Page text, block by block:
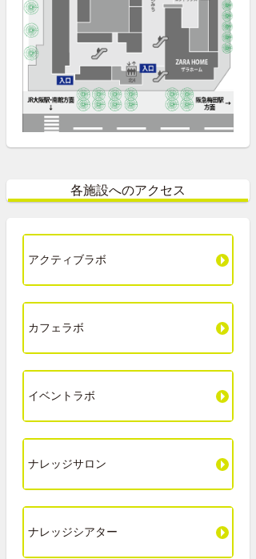
各施設へのアクセス
アクティブラボ
カフェラボ
イベントラボ
ナレッジサロン
ナレッジシアター